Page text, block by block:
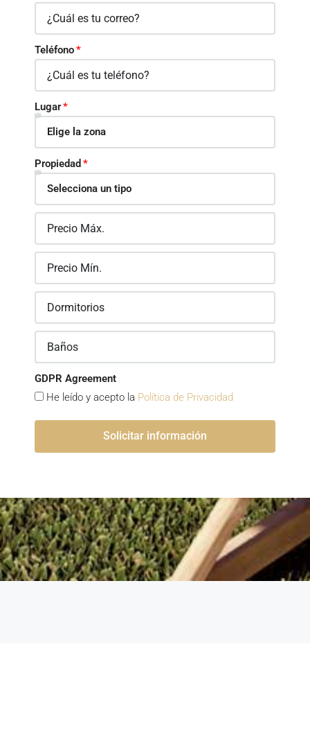
Teléfono
Lugar
Propiedad
GDPR Agreement
He leído y acepto la Política de Privacidad
Solicitar información